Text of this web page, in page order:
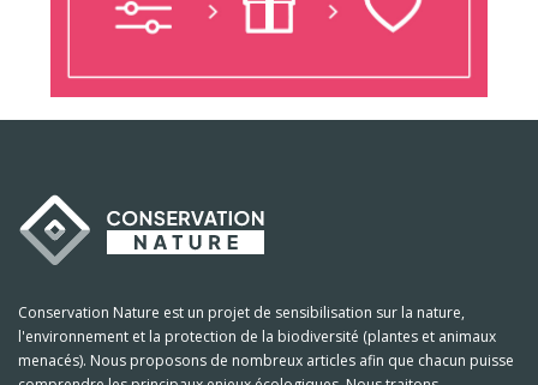
Conservation Nature est un projet de sensibilisation sur la nature,
l'environnement et la protection de la biodiversité (plantes et animaux
menacés). Nous proposons de nombreux articles afin que chacun puisse